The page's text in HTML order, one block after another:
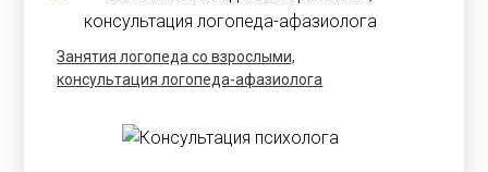
Занятия логопеда со взрослыми,
консультация логопеда-афазиолога